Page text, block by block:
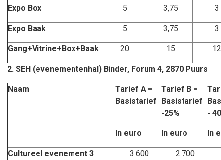
Expo Box 5 3,75 3
Expo Baak 5 3,75 3
Gang+Vitrine+Box+Baak 20 15 12
2. SEH (evenementenhal) Binder, Forum 4, 2870 Puurs
Naam
Tarief A =
Basistarief
Tarief B =
Basistarief
-25%
-
In euro In euro In
Cultureel evenement 3
3.600 2.700